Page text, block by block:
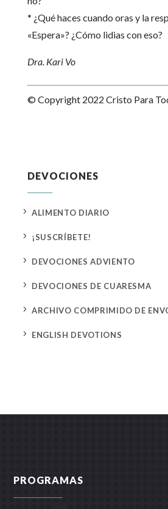
* ¿Qué haces cuando oras y la
«Espera»? ¿Cómo lidias con eso?
Dra. Kari Vo
© Copyright 2022 Cristo Para
DEVOCIONES
5 ALIMENTO DIARIO
5 ¡SUSCRÍBETE!
5 DEVOCIONES ADVIENTO
5 DEVOCIONES DE CUARESMA
5 ARCHIVO COMPRIMIDO DE
5 ENGLISH DEVOTIONS
PROGRAMAS